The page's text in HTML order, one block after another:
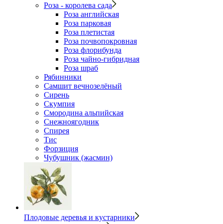
Роза - королева сада
Роза английская
Роза парковая
Роза плетистая
Роза почвопокровная
Роза флорибунда
Роза чайно-гибридная
Роза шраб
Рябинники
Самшит вечнозелёный
Сирень
Скумпия
Смородина альпийская
Снежноягодник
Спирея
Тис
Форзиция
Чубушник (жасмин)
Плодовые деревья и кустарники